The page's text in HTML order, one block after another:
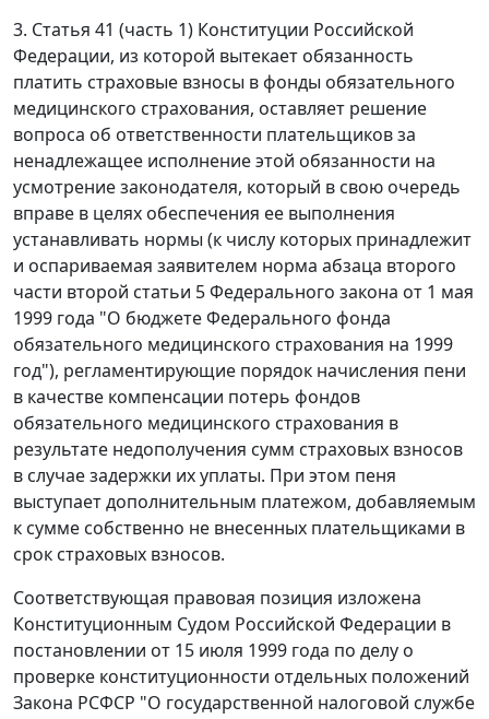
3. Статья 41 (часть 1) Конституции Российской
Федерации, из которой вытекает обязанность
платить страховые взносы в фонды обязательного
медицинского страхования, оставляет решение
вопроса об ответственности плательщиков за
ненадлежащее исполнение этой обязанности на
усмотрение законодателя, который в свою очередь
вправе в целях обеспечения ее выполнения
устанавливать нормы (к числу которых принадлежит
и оспариваемая заявителем норма абзаца второго
части второй статьи 5Федерального закона от 1 мая
1999 года "О бюджете Федерального фонда
обязательного медицинского страхования на 1999
год"), регламентирующие порядок начисления пени
в качестве компенсации потерь фондов
обязательного медицинского страхования в
результате недополучения сумм страховых взносов
в случае задержки их уплаты. При этом пеня
выступает дополнительным платежом, добавляемым
к сумме собственно не внесенных плательщиками в
срок страховых взносов.
Соответствующая правовая позиция изложена
Конституционным Судом Российской Федерации в
постановлении от 15 июля 1999 года по делу о
проверке конституционности отдельных положений
Закона РСФСР "О государственной налоговой службе